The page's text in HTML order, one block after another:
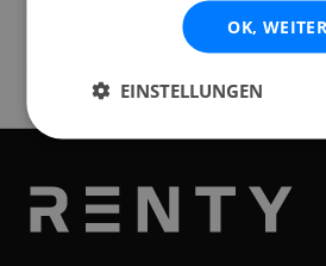
Verfügbar an folgenden
OK,
EINSTELLUNGEN